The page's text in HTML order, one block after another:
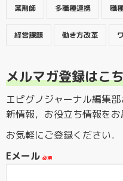
薬剤師 多職種連携 職
経営課題 働き方改革
メルマガ登録はこ
エピグノジャーナル編集
新情報，お役立ち情報をお
お気軽にご登録ください．
Eメール